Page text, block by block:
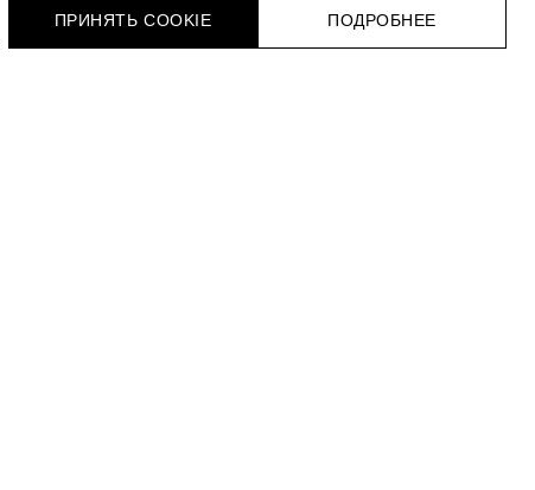
ПРИНЯТЬ COOKIE ПОДРОБНЕЕ